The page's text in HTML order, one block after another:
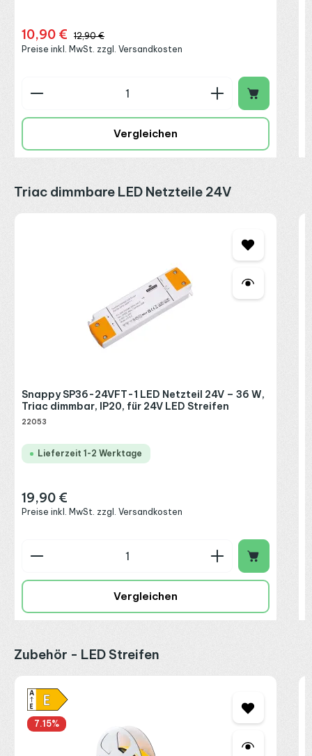
Verkaufspreis:
10,90 € Regulärer Preis:
12,90 €
Preise inkl. MwSt. zzgl. Versandkosten
Produkt Anzahl: Gib den gewünschten Wert
Vergleichen
Produktgalerie überspringen
Triac dimmbare LED Netzteile 24V
Snappy SP36-24VFT-1 LED Netzteil 24V – 36 W,
Triac dimmbar, IP20, für 24V LED Streifen
22053
Lieferzeit 1-2 Werktage
Regulärer Preis:
19,90 €
Preise inkl. MwSt. zzgl. Versandkosten
Produkt Anzahl: Gib den gewünschten Wert
Vergleichen
Produktgalerie überspringen
Zubehör - LED Streifen
7.15%